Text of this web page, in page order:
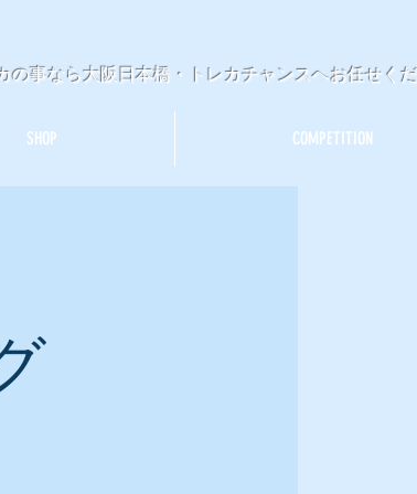
事なら大阪日本橋・トレカチャンスへお任せく
SHOP COMPETITION